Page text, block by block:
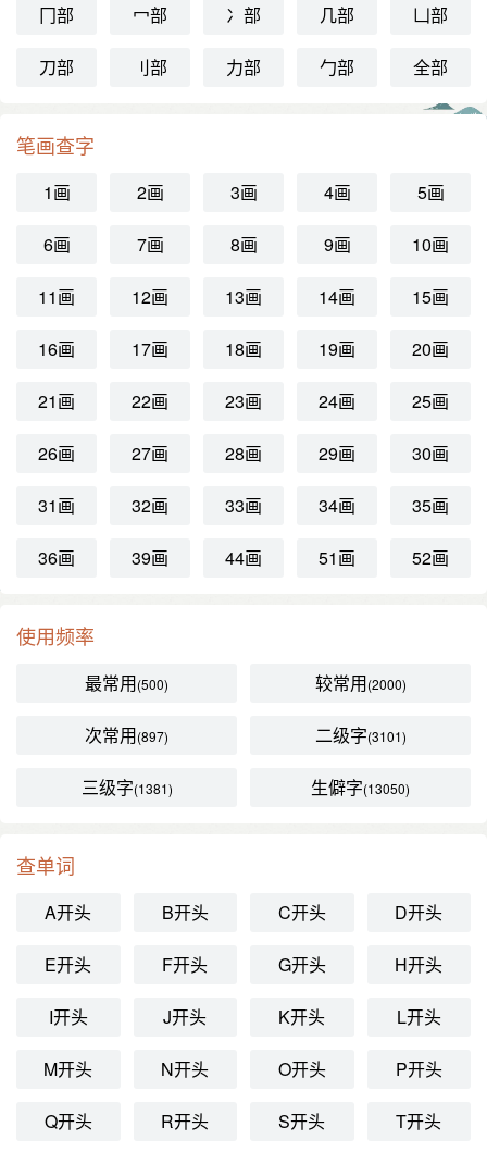
冂部 冖部 冫部 几部 凵部
刀部 刂部 力部 勹部 全部
笔画查字
1画 2画 3画 4画 5画
6画 7画 8画 9画 10画
11画 12画 13画 14画 15画
16画 17画 18画 19画 20画
21画 22画 23画 24画 25画
26画 27画 28画 29画 30画
31画 32画 33画 34画 35画
36画 39画 44画 51画 52画
使用频率
最常用(500) 较常用(2000)
次常用(897) 二级字(3101)
三级字(1381) 生僻字(13050)
查单词
A开头 B开头 C开头 D开头
E开头 F开头 G开头 H开头
I开头 J开头 K开头 L开头
M开头 N开头 O开头 P开头
Q开头 R开头 S开头 T开头